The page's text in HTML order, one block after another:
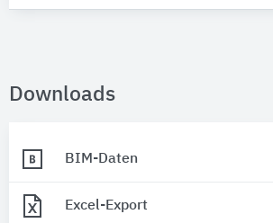
Downloads
BIM-Daten
Excel-Export